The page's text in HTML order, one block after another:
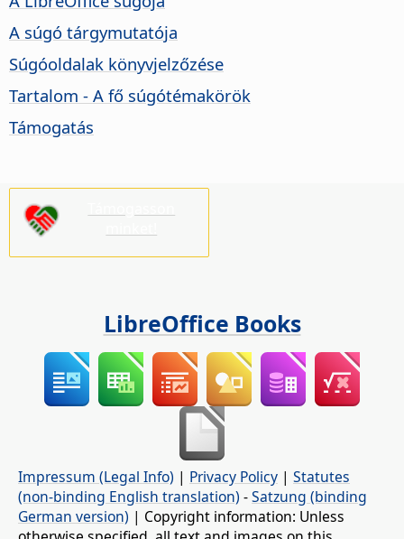
A súgó tárgymutatója
Súgóoldalak könyvjelzőzése
Tartalom - A fő súgótémakörök
Támogatás
LibreOffice Books
Impressum (Legal Info) | Privacy Policy | Statutes
(non-binding English translation) -Satzung (binding
German version) | Copyright information: Unless